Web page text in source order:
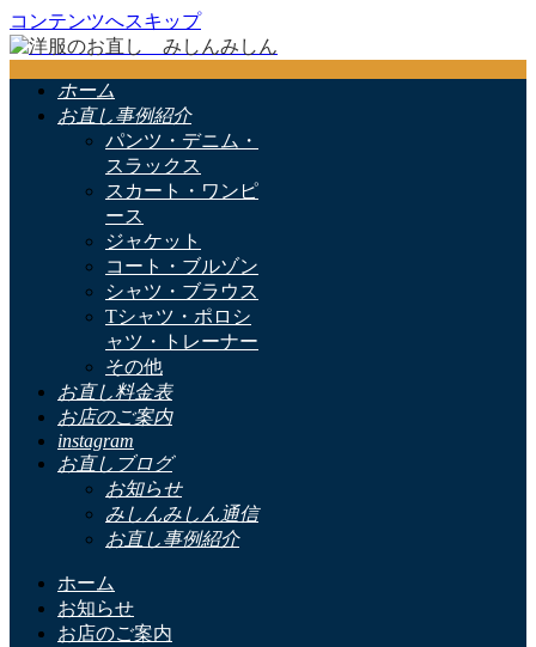
コンテンツへスキップ
ホーム
お直し事例紹介
パンツ・デニム・
スラックス
スカート・ワンピ
ース
ジャケット
コート・ブルゾン
シャツ・ブラウス
Tシャツ・ポロシ
ャツ・トレーナー
その他
お直し料金表
お店のご案内
instagram
お直しブログ
お知らせ
みしんみしん通信
お直し事例紹介
ホーム
お知らせ
お店のご案内